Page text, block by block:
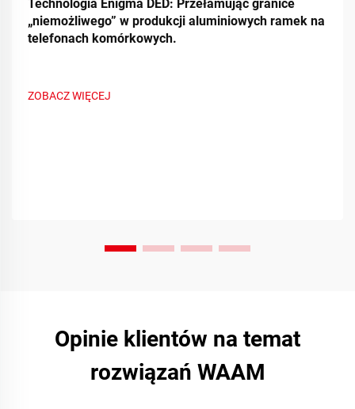
Technologia Enigma DED: Przełamując granice
„niemożliwego” w produkcji aluminiowych ramek na
telefonach komórkowych.
ZOBACZ WIĘCEJ
Opinie klientów na temat
rozwiązań WAAM